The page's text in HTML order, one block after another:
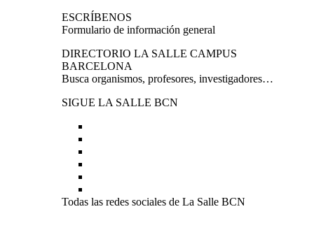
ESCRÍBENOS
Formulario de información general
DIRECTORIO LA SALLE CAMPUS
BARCELONA
Busca organismos, profesores, investigadores…
SIGUE LA SALLE BCN
Todas las redes sociales de La Salle BCN